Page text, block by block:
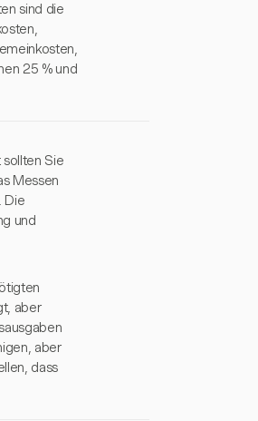
sind die
25 % und
Sie
Messen
Die
und
aber
aber
dass